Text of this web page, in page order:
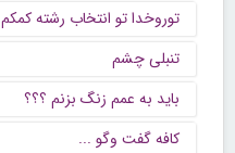
توروخدا تو انتخاب رشته
تنبلی چشم
باید به عمم زنگ بزنم ؟؟؟
كافه گفت وگو ...